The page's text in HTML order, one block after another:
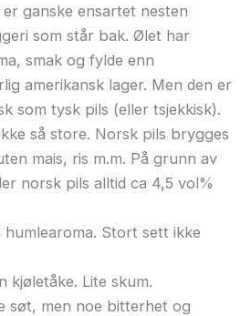
ganske ensartet nesten
som står bak. Ølet har
smak og fylde enn
amerikansk lager. Men den er
som tysk pils (eller tsjekkisk).
så store. Norsk pils brygges
mais, ris m.m. På grunn av
norsk pils alltid ca 4,5 vol%
humlearoma. Stort sett ikke
kjøletåke. Lite skum.
søt, men noe bitterhet og